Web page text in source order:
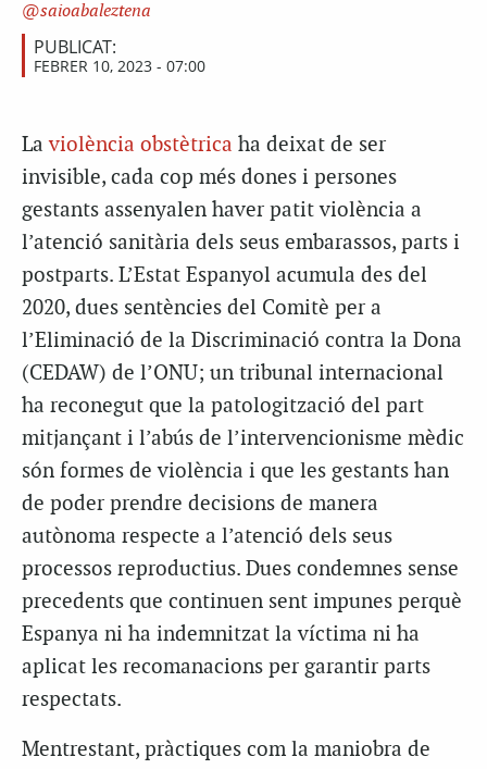
saioabaleztena
PUBLICAT:
FEBRER 10, 2023 - 07:00
Laviolència obstètrica ha deixat de ser
invisible, cada cop més dones i persones
gestants assenyalen haver patit violència a
l’atenció sanitària dels seus embarassos, parts i
postparts. L’Estat Espanyol acumula des del
2020, dues sentències del Comitè per a
l’Eliminació de la Discriminació contra la Dona
(CEDAW) de l’ONU; un tribunal internacional
ha reconegut que la patologització del part
mitjançant i l’abús de l’intervencionisme mèdic
són formes de violència i que les gestants han
de poder prendre decisions de manera
autònoma respecte a l’atenció dels seus
processos reproductius. Dues condemnes sense
precedents que continuen sent impunes perquè
Espanya ni ha indemnitzat la víctima ni ha
aplicat les recomanacions per garantir parts
respectats.
Mentrestant, pràctiques com la maniobra de